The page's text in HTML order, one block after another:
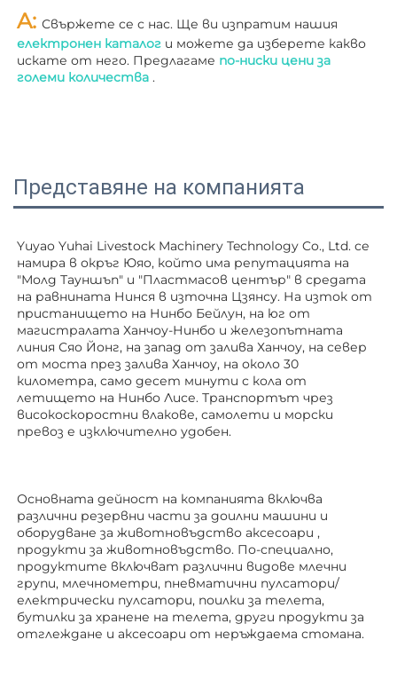
A:
електронен каталог и можете да изберете какво
искате от него. Предлагаме по-ниски цени за
големи количества .
Представяне на компанията
Yuyao Yuhai Livestock Machinery Technology Co., Ltd. се
намира в окръг Юяо, който има репутацията на
"Молд Тауншъп" и "Пластмасов център" в средата
на равнината Нинся в източна Цзянсу. На изток от
пристанището на Нинбо Бейлун, на юг от
магистралата Ханчоу-Нинбо и железопътната
линия Сяо Йонг, на запад от залива Ханчоу, на север
от моста през залива Ханчоу, на около 30
километра, само десет минути с кола от
летището на Нинбо Лисе. Транспортът чрез
високоскоростни влакове, самолети и морски
превоз е изключително удобен.
Основната дейност на компанията включва
различни резервни части за доилни машини и
оборудване за животновъдство аксесоари ,
продукти за животновъдство. По-специално,
продуктите включват различни видове млечни
групи, млечнометри, пневматични пулсатори/
електрически пулсатори, поилки за телета,
бутилки за хранене на телета, други продукти за
отглеждане и аксесоари от неръждаема стомана.